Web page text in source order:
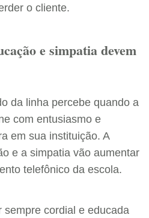
o cliente.
e simpatia devem
da linha percebe quando a
com entusiasmo e
em sua instituição. A
e a simpatia vão aumentar
telefônico da escola.
sempre cordial e educada